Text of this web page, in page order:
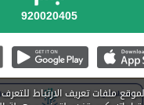
ملفات تعريف الارتباط